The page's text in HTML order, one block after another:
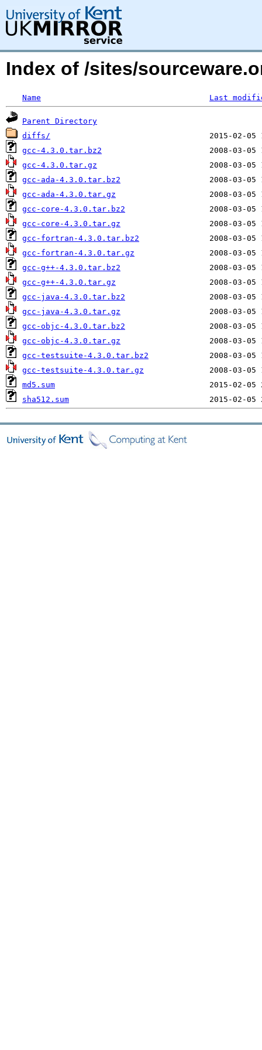
Index of /sites/
Name Last
Parent Directory
diffs/
gcc-4.3.0.tar.bz2
gcc-4.3.0.tar.gz
gcc-ada-4.3.0.tar.bz2
gcc-ada-4.3.0.tar.gz
gcc-core-4.3.0.tar.bz2
gcc-core-4.3.0.tar.gz
gcc-fortran-4.3.0.tar.bz2
gcc-fortran-4.3.0.tar.gz
gcc-g++-4.3.0.tar.bz2
gcc-g++-4.3.0.tar.gz
gcc-java-4.3.0.tar.bz2
gcc-java-4.3.0.tar.gz
gcc-objc-4.3.0.tar.bz2
gcc-objc-4.3.0.tar.gz
gcc-testsuite-4.3.0.tar.bz2
gcc-testsuite-4.3.0.tar.gz
md5.sum
sha512.sum